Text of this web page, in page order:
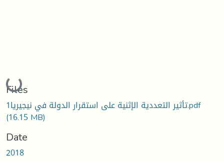
Loading...
Files
1تأثير التعددية الإثنية على استقرار الدولة في نيجيريا.pdf
(16.15 MB)
Date
2018